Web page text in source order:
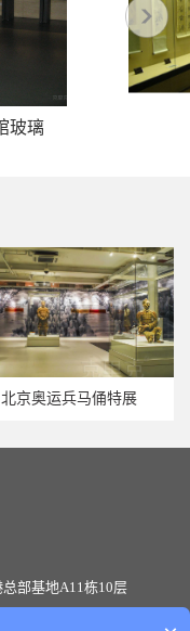
玻璃
北京奥运兵马俑特展
部基地A11栋10层